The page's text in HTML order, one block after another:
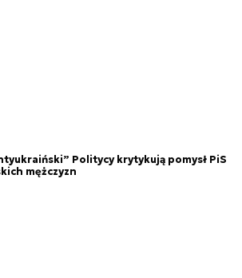
Politycy krytykują pomysł PiS
mężczyzn